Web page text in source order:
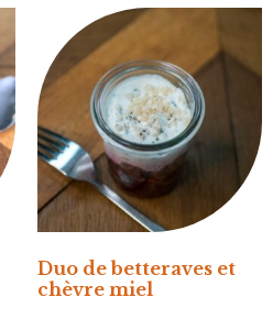
Duo de betteraves et
chèvre miel